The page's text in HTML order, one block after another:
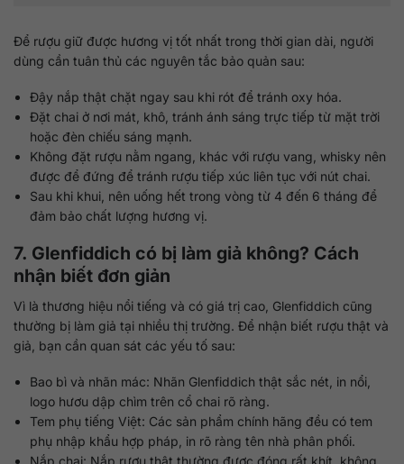
Để rượu giữ được hương vị tốt nhất trong thời gian dài, người
dùng cần tuân thủ các nguyên tắc bảo quản sau:
Đậy nắp thật chặt ngay sau khi rót để tránh oxy hóa.
Đặt chai ở nơi mát, khô, tránh ánh sáng trực tiếp từ mặt trời
hoặc đèn chiếu sáng mạnh.
Không đặt rượu nằm ngang, khác với rượu vang, whisky nên
được để đứng để tránh rượu tiếp xúc liên tục với nút chai.
Sau khi khui, nên uống hết trong vòng từ 4 đến 6 tháng để
đảm bảo chất lượng hương vị.
7. Glenfiddich có bị làm giả không? Cách
nhận biết đơn giản
Vì là thương hiệu nổi tiếng và có giá trị cao, Glenfiddich cũng
thường bị làm giả tại nhiều thị trường. Để nhận biết rượu thật và
giả, bạn cần quan sát các yếu tố sau:
Bao bì và nhãn mác: Nhãn Glenfiddich thật sắc nét, in nổi,
logo hươu dập chìm trên cổ chai rõ ràng.
Tem phụ tiếng Việt: Các sản phẩm chính hãng đều có tem
phụ nhập khẩu hợp pháp, in rõ ràng tên nhà phân phối.
Nắp chai: Nắp rượu thật thường được đóng rất khít, không